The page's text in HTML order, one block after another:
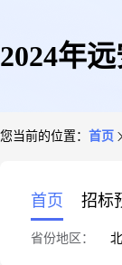
2024年
您当前的位置： 首页
首页 招标
省份地区：